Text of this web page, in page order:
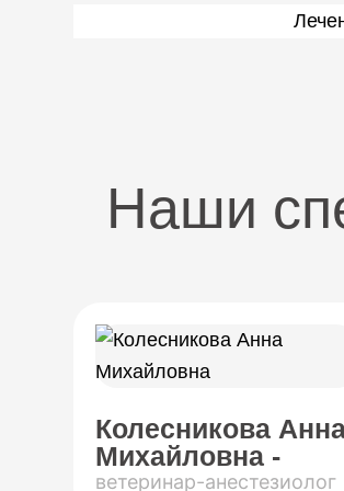
Наши
Колесникова
Михайловна -
ветеринар-анестезиолог